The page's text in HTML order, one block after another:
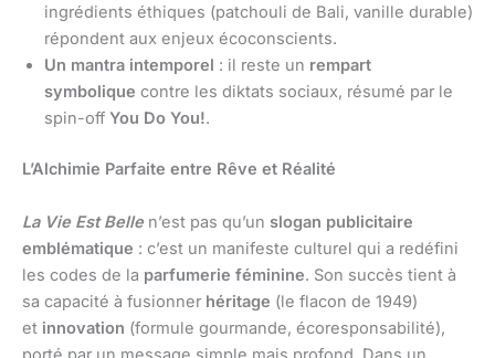
ingrédients éthiques (patchouli de Bali, vanille durable)
répondent aux enjeux écoconscients.
Un mantra intemporel : il reste un rempart
symbolique contre les diktats sociaux, résumé par le
spin-off You Do You!.
L’Alchimie Parfaite entre Rêve et Réalité
La Vie Est Bellen’est pas qu’un slogan publicitaire
emblématique : c’est un manifeste culturel qui a redéfini
les codes de la parfumerie féminine. Son succès tient à
sa capacité à fusionner héritage (le flacon de 1949)
et innovation (formule gourmande, écoresponsabilité),